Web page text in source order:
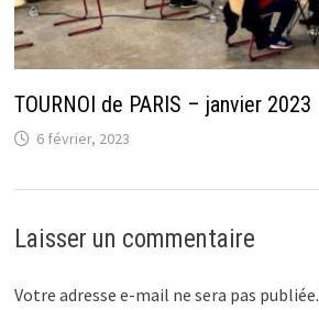
TOURNOI de PARIS – janvier 2023
6 février, 2023
Laisser un commentaire
Votre adresse e-mail ne sera pas publiée.